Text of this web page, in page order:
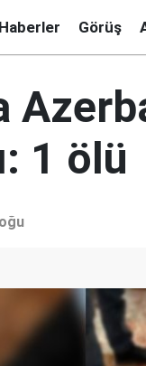
Haberler Görüş
1 ölü